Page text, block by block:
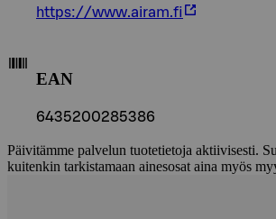
https://www.airam.fi
EAN
6435200285386
Päivitämme palvelun tuotetietoja aktiivisesti.
kuitenkin tarkistamaan ainesosat aina myös